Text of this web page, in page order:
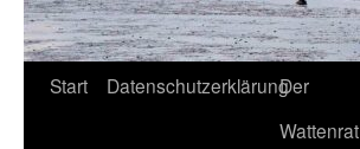
Start DatenschutzerklärungDer
Wattenrat